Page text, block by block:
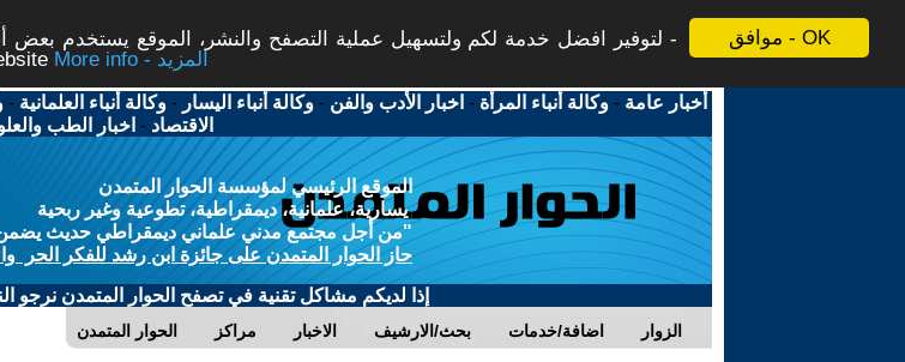
موافق - OK
لتوفير افضل خدمة لكم ولتسهيل عملية التصفح والنشر، الموقع يستخدم بعض
More info - المزيد
أخبار عامة -وكالة أنباء المرأة - اخبار الأدب والفن -وكالة أنباء اليسار -وكالة أنباء العلمانية -
الاقتصاد - اخبار الطب
الموقع الرئيسي لمؤسسة الحوار المتمدن
يسارية، علمانية، ديمقراطية، تطوعية وغير ربحية
"من أجل مجتمع مدني علماني ديمقراطي حديث يضمن
حاز الحوار المتمدن على جائزة ابن رشد للفكر الحر
إذا لديكم مشاكل تقنية في تصفح الحوار المتمدن نرجو
الحوار المتمدن مراكز الاخبار بحث/الارشيف اضافة/خدمات الزوار